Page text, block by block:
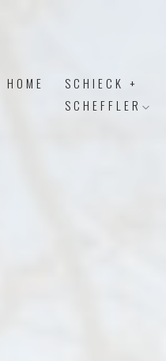
HOME
SCHIECK +
SCHEFFLER